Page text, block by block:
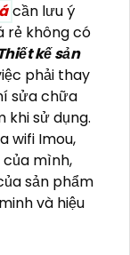
cần lưu ý
rẻ không có
kế sản
phải thay
sửa chữa
khi sử dụng.
wifi Imou,
mình,
sản phẩm
và hiệu